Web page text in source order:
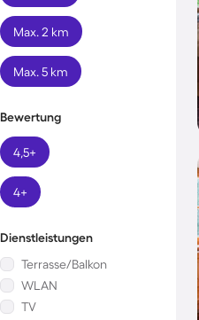
Max. 2 km
Max. 5 km
Bewertung
4,5+
4+
Dienstleistungen
Terrasse/Balkon
WLAN
TV